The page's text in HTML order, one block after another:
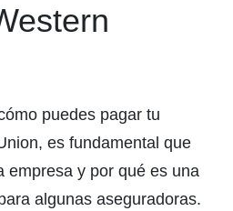
puedes pagar tu
es fundamental que
empresa y por qué es una
algunas aseguradoras.